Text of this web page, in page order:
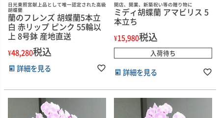
日光東照宮献上品として唯一認定された高級
胡蝶蘭
蘭のフレンズ 胡蝶蘭5本立
白 赤リップ ピンク 55輪以
上 8号鉢 産地直送
¥48,280税込
詳細を見る
開店、開業、新築祝い等の贈り物に
ミディ胡蝶蘭 アマビリス 5
本立ち
¥15,980税込
入荷待ち
詳細を見る